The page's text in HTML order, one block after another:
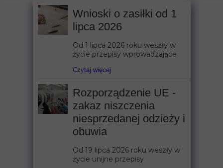
Wnioski o zasiłki od 1
lipca 2026
Od 1 lipca 2026 roku weszły w
życie przepisy wprowadzające
Czytaj więcej
Rozporządzenie UE -
zakaz niszczenia
niesprzedanej odzieży i
obuwia
Od 19 lipca 2026 roku weszły w
życie unijne przepisy